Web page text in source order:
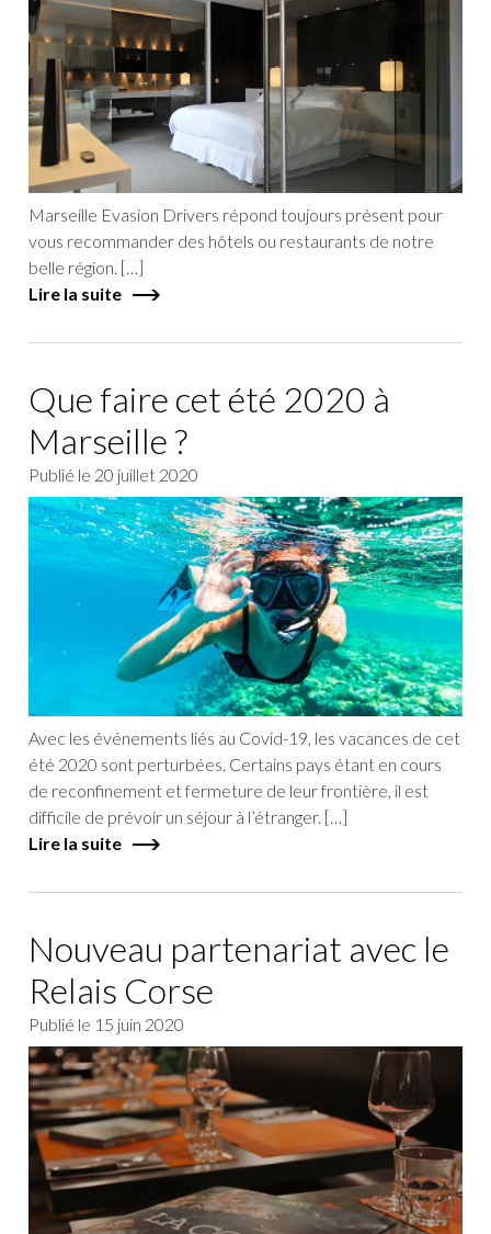
Marseille Evasion Drivers répond toujours présent pour
vous recommander des hôtels ou restaurants de notre
belle région. […]
Lire la suite
Que faire cet été 2020 à
Marseille ?
Publié le 20 juillet 2020
Avec les événements liés au Covid-19, les vacances de cet
été 2020 sont perturbées. Certains pays étant en cours
de reconfinement et fermeture de leur frontière, il est
difficile de prévoir un séjour à l’étranger. […]
Lire la suite
Nouveau partenariat avec le
Relais Corse
Publié le 15 juin 2020